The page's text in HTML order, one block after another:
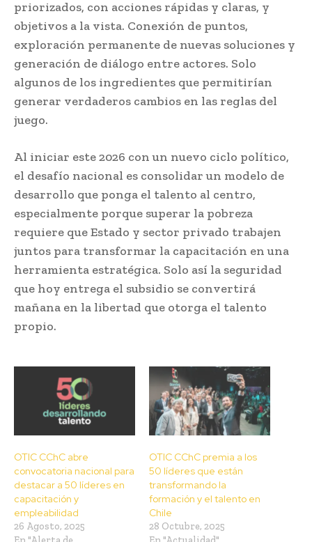
priorizados, con acciones rápidas y claras, y
objetivos a la vista. Conexión de puntos,
exploración permanente de nuevas soluciones y
generación de diálogo entre actores. Solo
algunos de los ingredientes que permitirían
generar verdaderos cambios en las reglas del
juego.
Al iniciar este 2026 con un nuevo ciclo político,
el desafío nacional es consolidar un modelo de
desarrollo que ponga el talento al centro,
especialmente porque superar la pobreza
requiere que Estado y sector privado trabajen
juntos para transformar la capacitación en una
herramienta estratégica. Solo así la seguridad
que hoy entrega el subsidio se convertirá
mañana en la libertad que otorga el talento
propio.
OTIC CChC abre
convocatoria nacional para
destacar a 50 líderes en
capacitación y
empleabilidad
26 Agosto, 2025
OTIC CChC premia a los
50 líderes que están
transformando la
formación y el talento en
Chile
28 Octubre, 2025